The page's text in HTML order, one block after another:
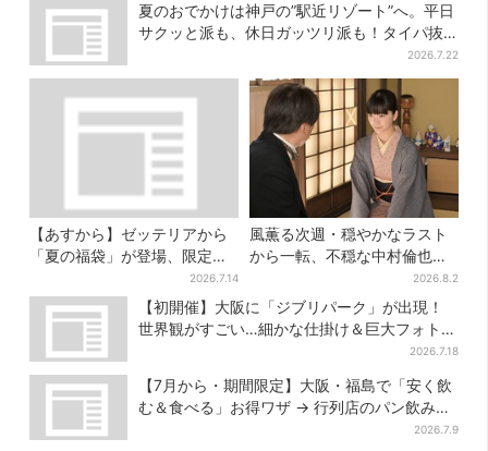
夏のおでかけは神戸の”駅近リゾート”へ。平日
サクッと派も、休日ガッツリ派も！タイパ抜
2026.7.22
【あすから】ゼッテリアから
「夏の福袋」が登場、限定グ
ッズ＆お得な3500円クーポン
付き
2026.7.14
風薫る次週・穏やかなラスト
から一転、不穏な中村倫也の
登場に視聴者期待「いよいよ
登場だ」
2026.8.2
【初開催】大阪に「ジブリパーク」が出現！
世界観がすごい…細かな仕掛け＆巨大フォトス
2026.7.18
【7月から・期間限定】大阪・福島で「安く飲
む＆食べる」お得ワザ → 行列店のパン飲みセ
2026.7.9